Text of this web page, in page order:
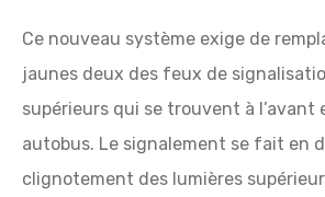
Ce nouveau système exige de
jaunes deux des feux de
supérieurs qui se trouvent à l’avant
autobus. Le signalement se fait en
clignotement des lumières